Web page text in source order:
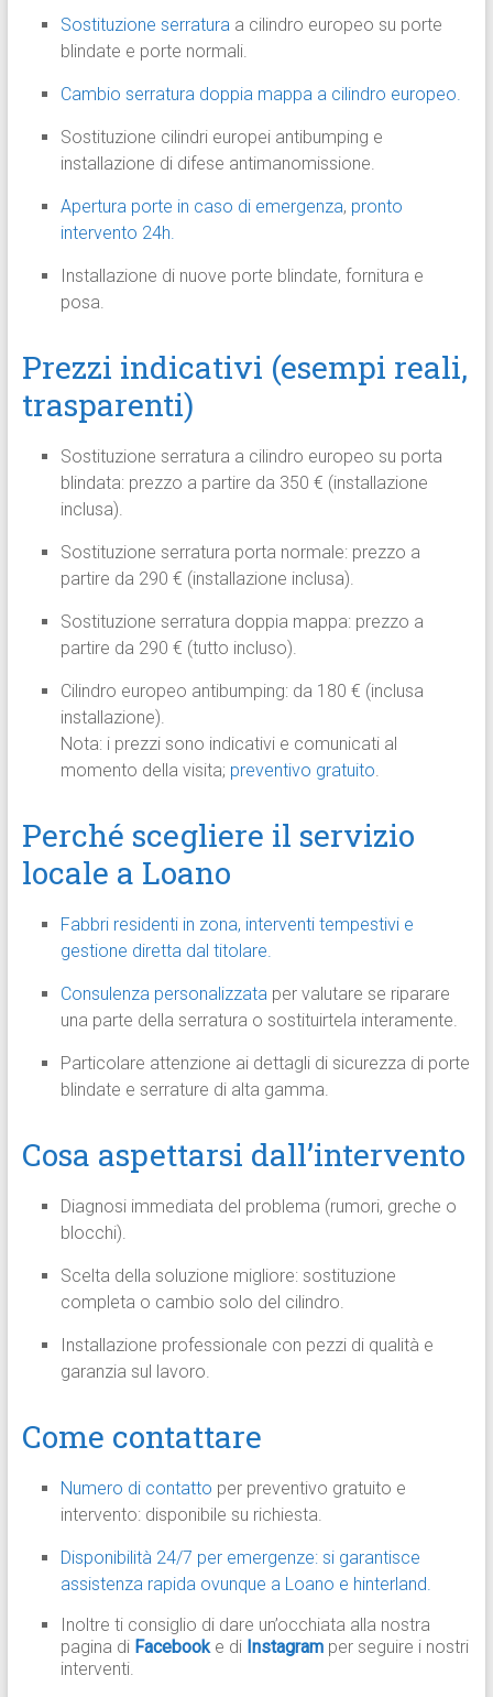
Sostituzione serraturaa cilindro europeo su porte
blindate e porte normali.
Cambio serratura doppia mappa a cilindro europeo.
Sostituzione cilindri europei antibumping e
installazione di difese antimanomissione.
Apertura porte in caso di emergenza, pronto
intervento 24h.
Installazione di nuove porte blindate, fornitura e
posa.
Prezzi indicativi (esempi reali,
trasparenti)
Sostituzione serratura a cilindro europeo su porta
blindata: prezzo a partire da 350 € (installazione
inclusa).
Sostituzione serratura porta normale: prezzo a
partire da 290 € (installazione inclusa).
Sostituzione serratura doppia mappa: prezzo a
partire da 290 € (tutto incluso).
Cilindro europeo antibumping: da 180 € (inclusa
installazione).
Nota: i prezzi sono indicativi e comunicati al
momento della visita; preventivo gratuito.
Perché scegliere il servizio
locale a Loano
Fabbri residenti in zona, interventi tempestivi e
gestione diretta dal titolare.
Consulenza personalizzataper valutare se riparare
una parte della serratura o sostituirtela interamente.
Particolare attenzione ai dettagli di sicurezza di porte
blindate e serrature di alta gamma.
Cosa aspettarsi dall’intervento
Diagnosi immediata del problema (rumori, greche o
blocchi).
Scelta della soluzione migliore: sostituzione
completa o cambio solo del cilindro.
Installazione professionale con pezzi di qualità e
garanzia sul lavoro.
Come contattare
Numero di contatto per preventivo gratuito e
intervento: disponibile su richiesta.
Disponibilità 24/7 per emergenze: si garantisce
assistenza rapida ovunque a Loano e hinterland.
Inoltre ti consiglio di dare un’occhiata alla nostra
pagina di Facebook e di Instagram per seguire i nostri
interventi.